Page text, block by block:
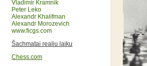
Vladimir Kramnik
Peter Leko
Alexandr Khalifman
Alexandr Morozevich
www.ficgs.com
Šachmatai realiu laiku
Chess.com